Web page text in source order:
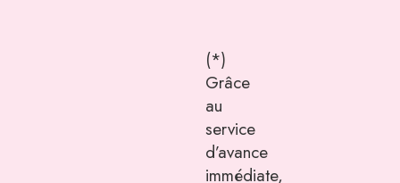
(*)
Grâce
au
service
d’avance
immédiate,